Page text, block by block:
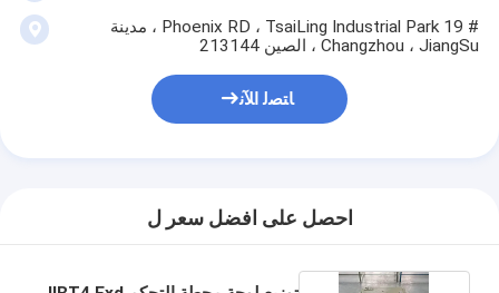
# 19 Phoenix RD ، TsaiLing Industrial Park ، مدينة
Changzhou ، JiangSu ، الصين 213144
ﺎﺘﺼﻟ ﺍﻶﻧ
احصل على افضل سعر ل